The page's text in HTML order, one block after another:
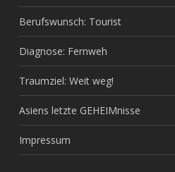
Berufswunsch: Tourist
Diagnose: Fernweh
Traumziel: Weit weg!
Asiens letzte GEHEIMnisse
Impressum